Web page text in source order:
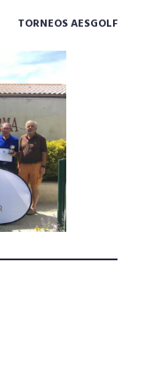
TORNEOS AESGOLF